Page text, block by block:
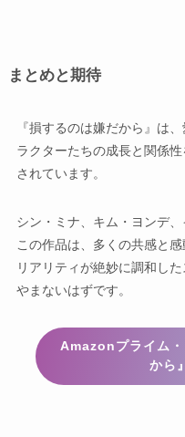
まとめと期待
『損するのは嫌だから』は
ラクターたちの成長と関係
されています。
シン・ミナ、キム・ヨンデ
この作品は、多くの共感と
リアリティが絶妙に調和し
やまないはずです。
Amazonプライム
から